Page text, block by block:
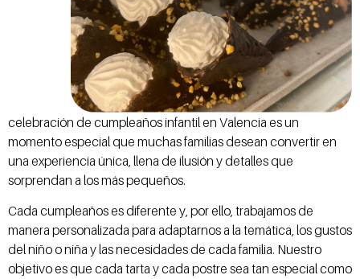
celebración de cumpleaños infantil en Valencia es un
momento especial que muchas familias desean convertir en
una experiencia única, llena de ilusión y detalles que
sorprendan a los más pequeños.
Cada cumpleaños es diferente y, por ello, trabajamos de
manera personalizada para adaptarnos a la temática, los gustos
del niño o niña y las necesidades de cada familia. Nuestro
objetivo es que cada tarta y cada postre sea tan especial como